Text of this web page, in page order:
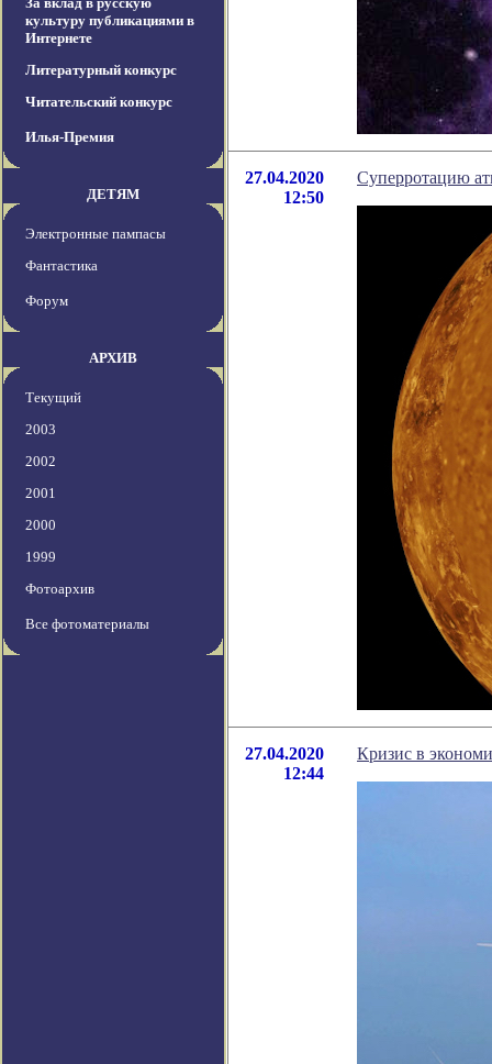
культуру публикациями в
Интернете
Литературный конкурс
Читательский конкурс
Илья-Премия
ДЕТЯМ
Электронные пампасы
Фантастика
Форум
АРХИВ
Текущий
2003
2002
2001
2000
1999
Фотоархив
Все фотоматериалы
27.04.2020
12:50
Суперротацию
27.04.2020
12:44
Кризис в